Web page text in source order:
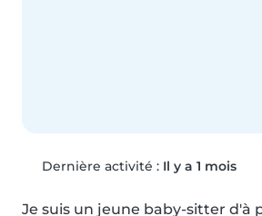
Dernière activité : Il y a 1 mois
Je suis un jeune baby-sitter d'à